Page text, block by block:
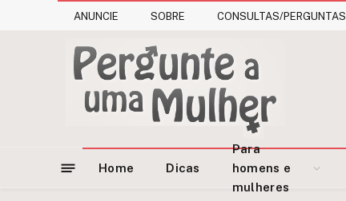
ANUNCIE SOBRE CONSULTAS/PERGUNTAS
Home Dicas
Para
homens e
mulheres